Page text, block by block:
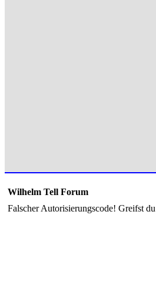
Wilhelm Tell Forum
Falscher Autorisierungscode! Greifst